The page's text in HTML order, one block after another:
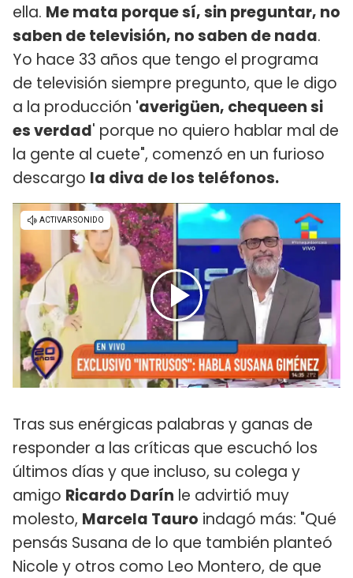
ella. Me mata porque sí, sin preguntar, no
saben de televisión, no saben de nada.
Yo hace 33 años que tengo el programa
de televisión siempre pregunto, que le digo
a la producción 'averigüen, chequeen si
es verdad' porque no quiero hablar mal de
la gente al cuete", comenzó en un furioso
descargo la diva de los teléfonos.
Tras sus enérgicas palabras y ganas de
responder a las críticas que escuchó los
últimos días y que incluso, su colega y
amigo Ricardo Darín le advirtió muy
molesto, Marcela Tauro indagó más: "Qué
pensás Susana de lo que también planteó
Nicole y otros como Leo Montero, de que